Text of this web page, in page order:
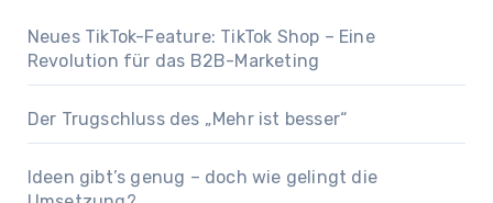
Neues TikTok-Feature: TikTok Shop – Eine
Revolution für das B2B-Marketing
Der Trugschluss des „Mehr ist besser“
Ideen gibt’s genug – doch wie gelingt die